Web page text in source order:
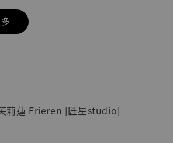
莉蓮 Frieren [匠星studio]